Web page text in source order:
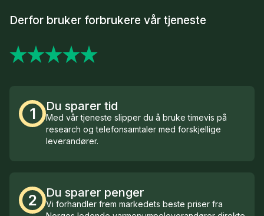
Derfor bruker forbrukere vår tjeneste
1 Du sparer tid
Med vår tjeneste slipper du å bruke timevis på
research og telefonsamtaler med forskjellige
leverandører.
2 Du sparer penger
Vi forhandler frem markedets beste priser fra